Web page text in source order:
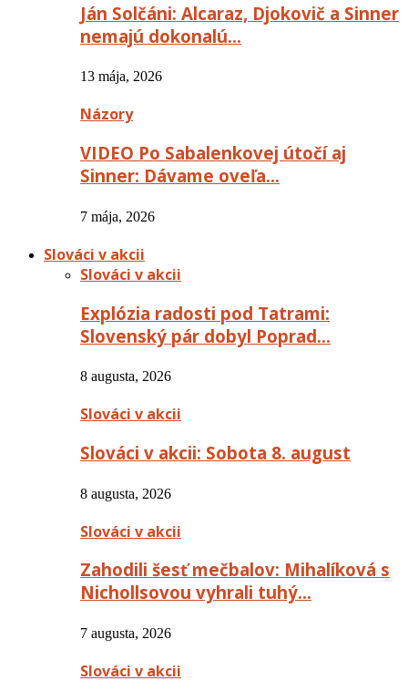
Ján Solčáni: Alcaraz, Djokovič a Sinner
nemajú dokonalú…
13 mája, 2026
Názory
VIDEO Po Sabalenkovej útočí aj
Sinner: Dávame oveľa…
7 mája, 2026
Slováci v akcii
Slováci v akcii
Explózia radosti pod Tatrami:
Slovenský pár dobyl Poprad…
8 augusta, 2026
Slováci v akcii
Slováci v akcii: Sobota 8. august
8 augusta, 2026
Slováci v akcii
Zahodili šesť mečbalov: Mihalíková s
Nichollsovou vyhrali tuhý…
7 augusta, 2026
Slováci v akcii